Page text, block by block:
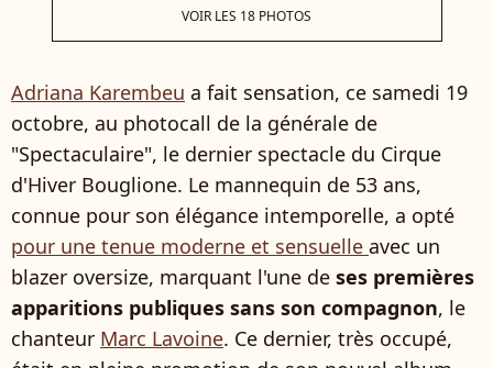
VOIR LES 18 PHOTOS
Adriana Karembeu a fait sensation, ce samedi 19
octobre, au photocall de la générale de
"Spectaculaire", le dernier spectacle du Cirque
d'Hiver Bouglione. Le mannequin de 53 ans,
connue pour son élégance intemporelle, a opté
pour une tenue moderne et sensuelle avec un
blazer oversize, marquant l'une de ses premières
apparitions publiques sans son compagnon, le
chanteur Marc Lavoine. Ce dernier, très occupé,